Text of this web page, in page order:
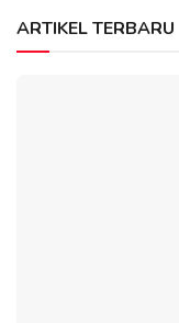
ARTIKEL TERBARU